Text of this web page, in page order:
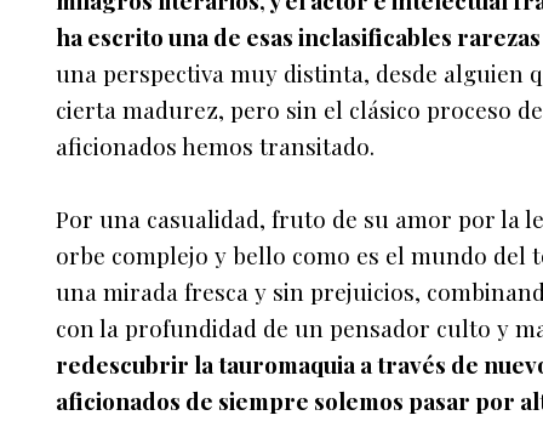
ha escrito una de esas inclasificables
una perspectiva muy distinta, desde alguien
cierta madurez, pero sin el clásico proceso
aficionados hemos transitado.
Por una casualidad, fruto de su amor por la
orbe complejo y bello como es el mundo del
una mirada fresca y sin prejuicios,
con la profundidad de un pensador culto y
redescubrir la tauromaquia a través de
aficionados de siempre solemos pasar por